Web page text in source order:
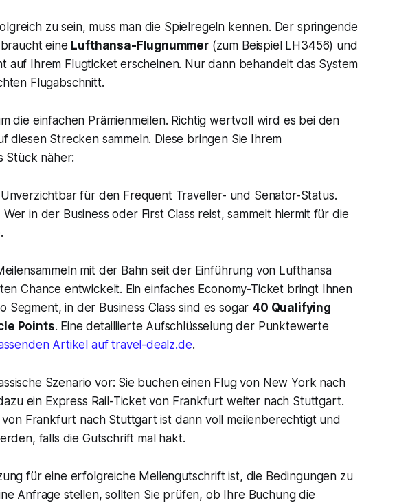
zu sein, muss man die Spielregeln kennen. Der springende
eine Lufthansa-Flugnummer(zum Beispiel LH3456) und
auf Ihrem Flugticket erscheinen. Nur dann behandelt das System
Flugabschnitt.
die einfachen Prämienmeilen. Richtig wertvoll wird es bei den
diesen Strecken sammeln. Diese bringen Sie Ihrem
Stück näher:
Unverzichtbar für den Frequent Traveller- und Senator-Status.
Wer in der Business oder First Class reist, sammelt hiermit für die
mit der Bahn seit der Einführung von Lufthansa
Chance entwickelt. Ein einfaches Economy-Ticket bringt Ihnen
Segment, in der Business Class sind es sogar 40 Qualifying
Points. Eine detaillierte Aufschlüsselung der Punktewerte
Artikel auf travel-dealz.de.
Szenario vor: Sie buchen einen Flug von New York nach
ein Express Rail-Ticket von Frankfurt weiter nach Stuttgart.
Frankfurt nach Stuttgart ist dann voll meilenberechtigt und
falls die Gutschrift mal hakt.
für eine erfolgreiche Meilengutschrift ist, die Bedingungen zu
Anfrage stellen, sollten Sie prüfen, ob Ihre Buchung die